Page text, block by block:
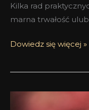
Kilka rad
marna trwałość
Dowiedz się więcej »